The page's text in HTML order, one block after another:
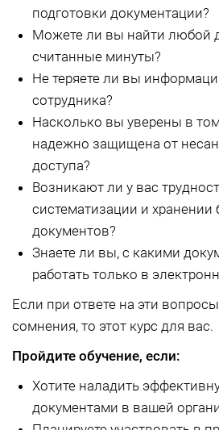
подготовки документации?
Можете ли вы найти любой
считанные минуты?
Не теряете ли вы
сотрудника?
Насколько вы уверены в
надежно защищена от
доступа?
Возникают ли у вас
систематизации и
документов?
Знаете ли вы, с какими
работать только в
Если при ответе на эти
сомнения, то этот курс для вас.
Пройдите обучение, если:
Хотите наладить
документами в вашей